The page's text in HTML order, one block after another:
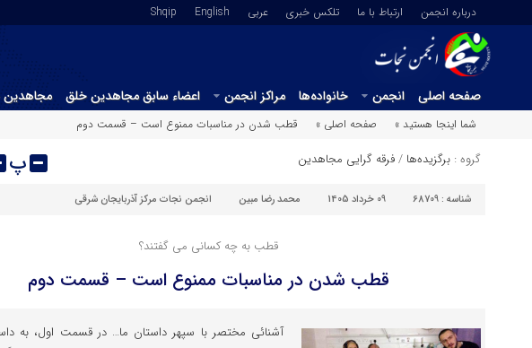
درباره انجمن ارتباط با ما تلکس خبری عربي English
Shqip
صفحه اصلی انجمن خانواده‌ها مراکز انجمن اعضاء سابق مجاهدین خلق
شما اینجا هستید »
صفحه اصلی » قطب شدن در مناسبات ممنوع است – قسمت دوم
گروه : برگزیده‌ها /فرقه گرایی مجاهدین پ
شناسه : 68709 09 خرداد 1405 محمد رضا مبین انجمن نجات مرکز آذربایجان شرقی
قطب به چه کسانی می گفتند؟
قطب شدن در مناسبات ممنوع است – قسمت دوم
آشنائی مختصر با سپهر داستان ما… در قسمت اول، به